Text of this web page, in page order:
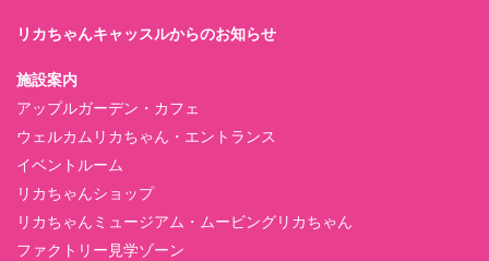
リカちゃんキャッスルからのお知らせ
施設案内
アップルガーデン・カフェ
ウェルカムリカちゃん・エントランス
イベントルーム
リカちゃんショップ
リカちゃんミュージアム・ムービングリカちゃん
ファクトリー見学ゾーン